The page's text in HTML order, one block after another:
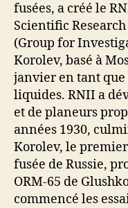
fusées, a créé le
Scientific
(Group for
Korolev, basé à
janvier en tant
liquides. RNII a
et de planeurs
années 1930,
Korolev, le
fusée de Russie,
ORM-65 de
commencé les